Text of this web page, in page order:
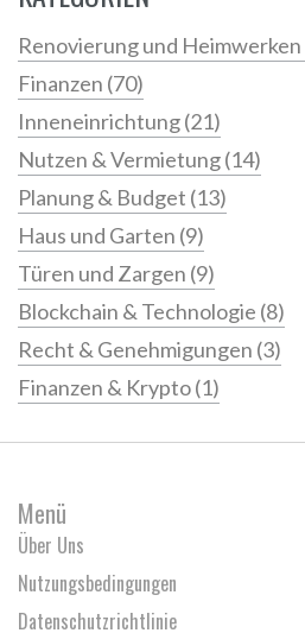
Renovierung und Heimwerken
Finanzen (70)
Inneneinrichtung(21)
Nutzen & Vermietung(14)
Planung & Budget (13)
Haus und Garten (9)
Türen und Zargen (9)
Blockchain & Technologie (8)
Recht & Genehmigungen (3)
Finanzen & Krypto(1)
Menü
Über Uns
Nutzungsbedingungen
Datenschutzrichtlinie